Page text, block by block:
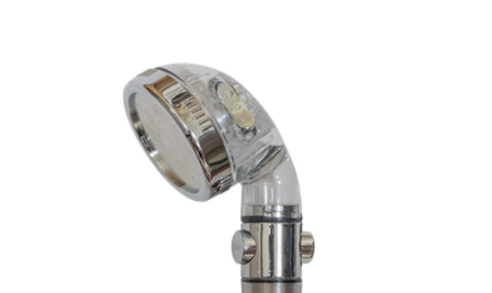
每筆NT$120，滿NT$1,999(含以上)免運費